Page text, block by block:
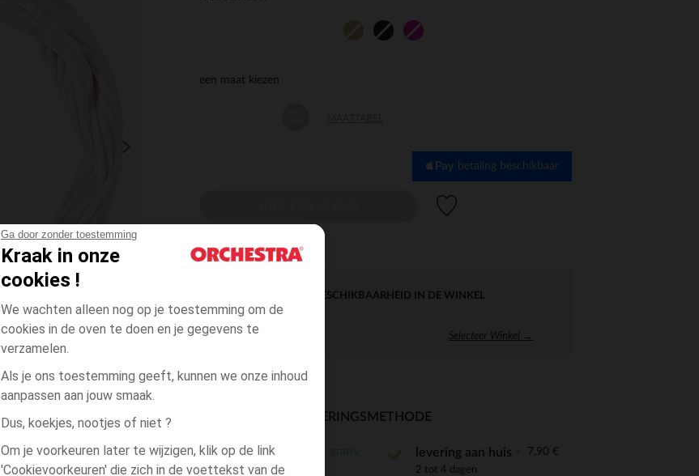
Ga door zonder toestemming
Kraak in onze
cookies !
We wachten alleen nog op je toestemming om de
cookies in de oven te doen en je gegevens te
verzamelen.
Als je ons toestemming geeft, kunnen we onze inhoud
aanpassen aan jouw smaak.
Dus, koekjes, nootjes of niet ?
Om je voorkeuren later te wijzigen, klik op de link
'Cookievoorkeuren' die zich in de voettekst van de
een maat kiezen
betaling beschikbaar
DIRECTE BESCHIKBAARHEID IN DE WINKEL
Selecteer Winkel →
BESCHIKBAARE LEVERINGSMETHODE
winkel levering
3 tot 10 dagen
levering aan huis 7,90 €
2 tot 4 dagen